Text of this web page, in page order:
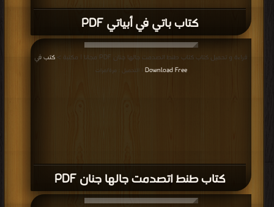
كتاب باتي في أبياتي PDF
كتاب طنط اتصدمت جالها جنان PDF
قراءة و تحميل كتاب كتاب طنط اتصدمت جالها جنان PDF مجانا | مكتبة >
كتب في
Download Free
| التحميل : مرة/مرات